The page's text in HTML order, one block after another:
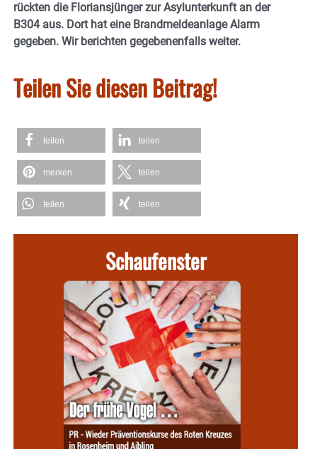
rückten die Floriansjünger zur Asylunterkunft an der
B304 aus. Dort hat eine Brandmeldeanlage Alarm
gegeben. Wir berichten gegebenenfalls weiter.
Teilen Sie diesen Beitrag!
teilen teilen
merken teilen
teilen teilen
Schaufenster